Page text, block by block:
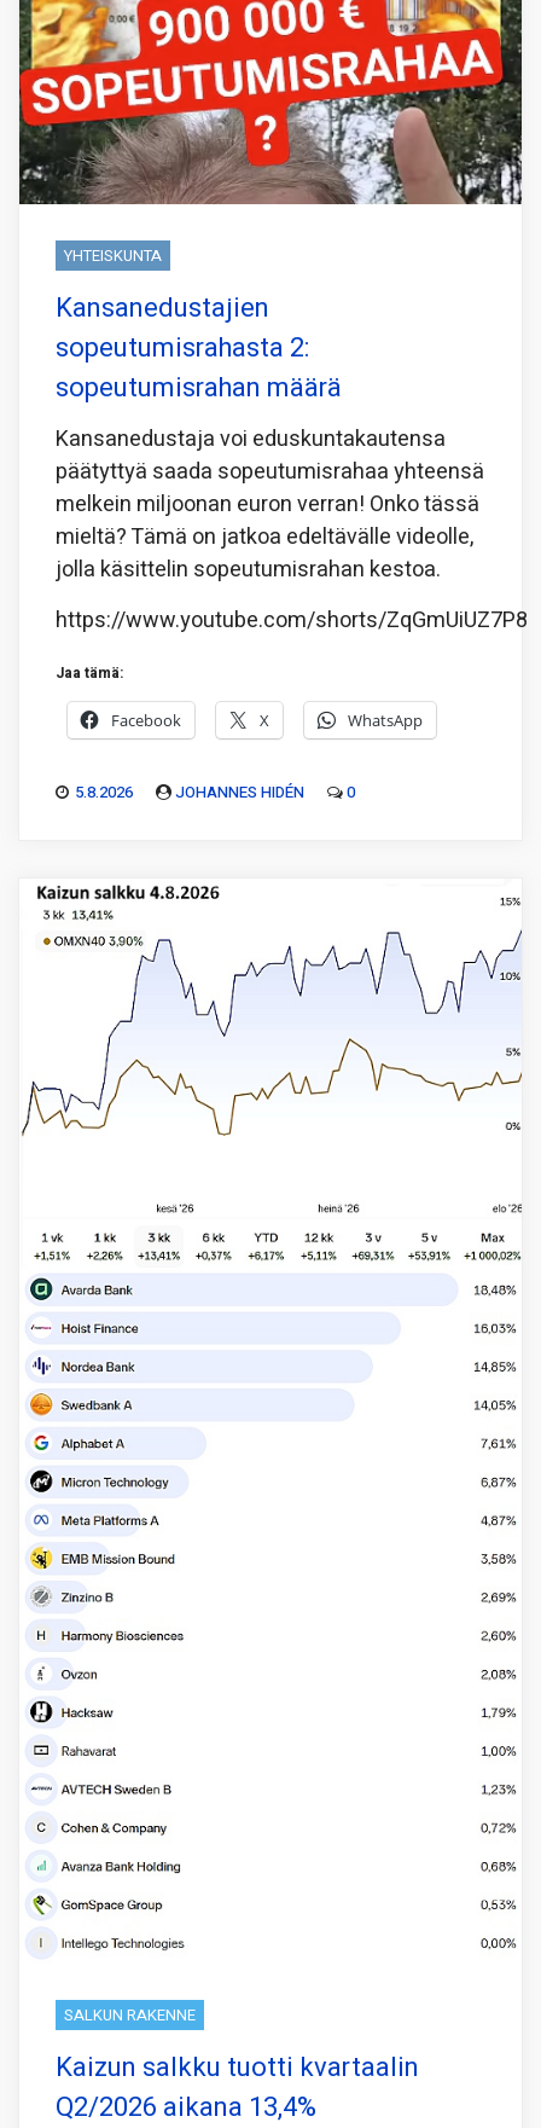
YHTEISKUNTA
Kansanedustajien
sopeutumisrahasta 2:
sopeutumisrahan määrä
Kansanedustaja voi eduskuntakautensa
päätyttyä saada sopeutumisrahaa yhteensä
melkein miljoonan euron verran! Onko tässä
mieltä? Tämä on jatkoa edeltävälle videolle,
jolla käsittelin sopeutumisrahan kestoa.
https://www.youtube.com/shorts/ZqGmUiUZ7P8
Jaa tämä:
Facebook X WhatsApp
5.8.2026 JOHANNES HIDÉN 0
SALKUN RAKENNE
Kaizun salkku tuotti kvartaalin
Q2/2026 aikana 13,4%